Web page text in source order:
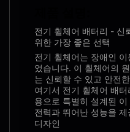
전기 휠체어 배터리 - 신
위한 가장 좋은 선택
전기 휠체어는 장애인
었습니다. 이 휠체어의
는 신뢰할 수 있고 안전
여기서 전기 휠체어 배
용으로 특별히 설계된
전력과 뛰어난 성능을 제
디자인